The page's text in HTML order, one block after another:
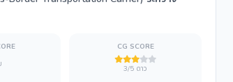
CG SCORE
3/5 ดาว